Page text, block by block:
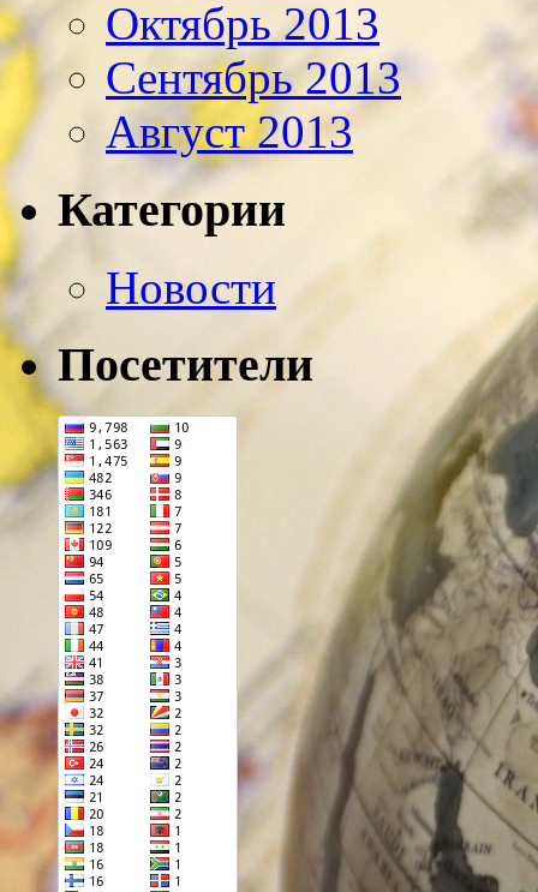
Октябрь 2013
Сентябрь 2013
Август 2013
Категории
Новости
Посетители